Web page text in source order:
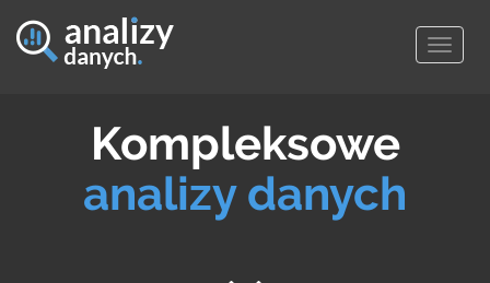
Kompleksowe
analizy danych